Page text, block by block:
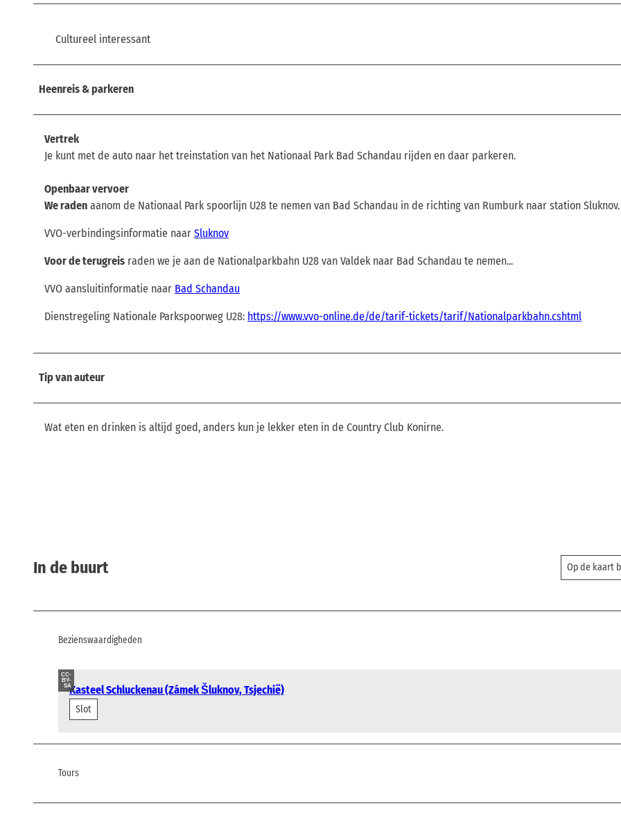
Cultureel interessant
Heenreis & parkeren
Vertrek
Je kunt met de auto naar het treinstation van het Nationaal Park Bad Schandau rijden en daar parkeren.
Openbaar vervoer
We raden aanom de Nationaal Park spoorlijn U28 te nemen van Bad Schandau in de richting van Rumburk naar station Sluknov.
VVO-verbindingsinformatie naar Sluknov
Voor de terugreis raden we je aan de Nationalparkbahn U28 van Valdek naar Bad Schandau te nemen...
VVO aansluitinformatie naar Bad Schandau
Dienstregeling Nationale Parkspoorweg U28: https://www.vvo-online.de/de/tarif-tickets/tarif/Nationalparkbahn.cshtml
Tip van auteur
Wat eten en drinken is altijd goed, anders kun je lekker eten in de Country Club Konirne.
In de buurt Op de kaart
Bezienswaardigheden
CC-
BY-
SAKasteel Schluckenau (Zámek Šluknov, Tsjechië)
Slot
Tours